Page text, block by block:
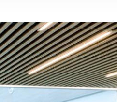
Previous and Next buttons to
images, or use the